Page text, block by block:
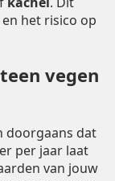
het risico op
vegen
doorgaans dat
per jaar laat
van jouw